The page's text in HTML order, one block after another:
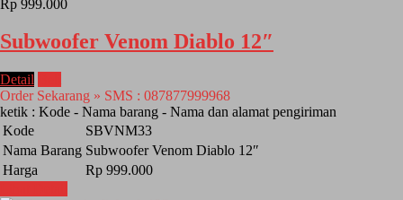
Rp 999.000
Subwoofer Venom Diablo 12″
Detail
Order Sekarang » SMS : 087877999968
ketik : Kode - Nama barang - Nama dan alamat pengiriman
Kode
SBVNM33
Nama Barang Subwoofer Venom Diablo 12″
Harga
Rp 999.000